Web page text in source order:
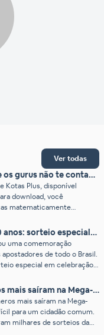
Ver todas
os gurus não te contam
Kotas Plus, disponível
download, você
matematicamente
para vencer. Porém,
e estratégias, é
– e muito – a qualidade dos
foi feito por uma equipe
em dados lotéricos,
anos: sorteio especial
uma comemoração
de todo o Brasil.
especial em celebração
prêmio estimado em R$
diferencial deste
não acumula! Abaixo,
o que você precisa saber
mais saíram na Mega-
mais saíram na Mega-
para um cidadão comum.
milhares de sorteios da